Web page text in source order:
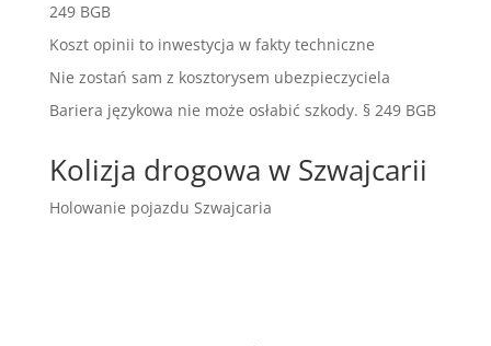
249 BGB
Koszt opinii to inwestycja w fakty techniczne
Nie zostań sam z kosztorysem ubezpieczyciela
Bariera językowa nie może osłabić szkody. § 249 BGB
Kolizja drogowa w Szwajcarii
Holowanie pojazdu Szwajcaria